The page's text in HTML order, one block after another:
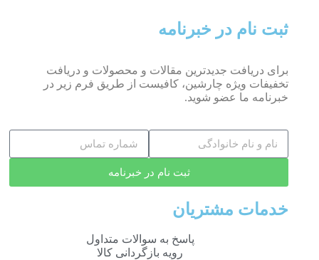
ثبت نام در خبرنامه
برای دریافت جدیدترین مقالات و محصولات و دریافت
تخفیفات ویژه چارشین، کافیست از طریق فرم زیر در
خبرنامه ما عضو شوید.
ثبت نام در خبرنامه
خدمات مشتریان
پاسخ به سوالات متداول
رویه بازگردانی کالا